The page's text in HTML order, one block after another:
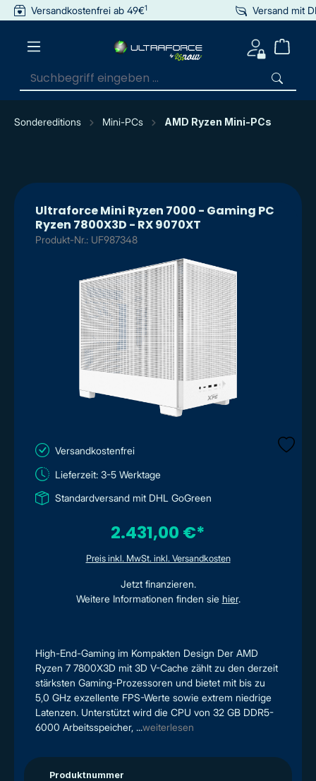
springen
Versandkostenfrei ab 49€1 Versand mit
Sondereditions Mini-PCs AMD Ryzen Mini-PCs
Ultraforce Mini Ryzen 7000 - Gaming PC
Ryzen 7800X3D - RX 9070XT
Produkt-Nr.: UF987348
High-End-Gaming im Kompakten Design Der AMD
Ryzen 7 7800X3D mit 3D V-Cache zählt zu den derzeit
stärksten Gaming-Prozessoren und bietet mit bis zu
5,0 GHz exzellente FPS-Werte sowie extrem niedrige
Latenzen. Unterstützt wird die CPU von 32 GB DDR5-
6000 Arbeitsspeicher, ...weiterlesen
Produktnummer
Versandkostenfrei
Lieferzeit: 3-5 Werktage
Standardversand mit DHL GoGreen
2.431,00 €*
Preis inkl. MwSt. inkl. Versandkosten
Jetzt finanzieren.
Weitere Informationen finden sie hier.